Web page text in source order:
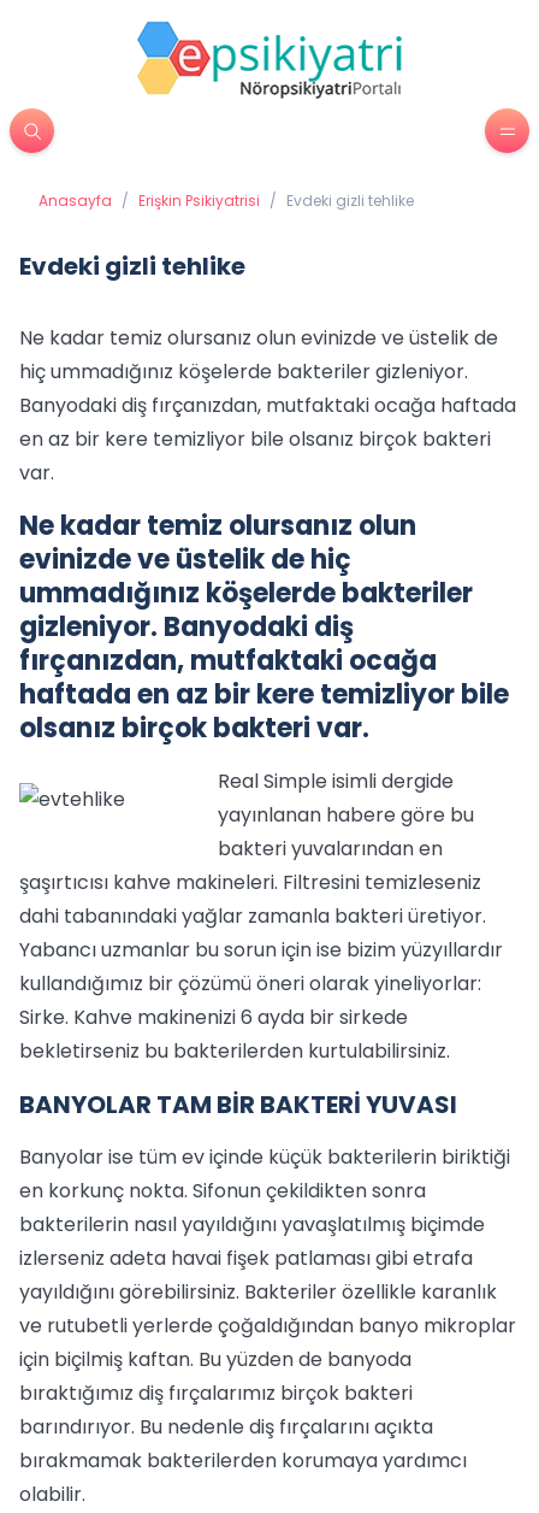
Anasayfa / Erişkin Psikiyatrisi / Evdeki gizli tehlike
Evdeki gizli tehlike
Ne kadar temiz olursanız olun evinizde ve üstelik de
hiç ummadığınız köşelerde bakteriler gizleniyor.
Banyodaki diş fırçanızdan, mutfaktaki ocağa haftada
en az bir kere temizliyor bile olsanız birçok bakteri
var.
Ne kadar temiz olursanız olun
evinizde ve üstelik de hiç
ummadığınız köşelerde bakteriler
gizleniyor. Banyodaki diş
fırçanızdan, mutfaktaki ocağa
haftada en az bir kere temizliyor bile
olsanız birçok bakteri var.
Real Simple isimli dergide
yayınlanan habere göre bu
bakteri yuvalarından en
şaşırtıcısı kahve makineleri. Filtresini temizleseniz
dahi tabanındaki yağlar zamanla bakteri üretiyor.
Yabancı uzmanlar bu sorun için ise bizim yüzyıllardır
kullandığımız bir çözümü öneri olarak yineliyorlar:
Sirke. Kahve makinenizi 6 ayda bir sirkede
bekletirseniz bu bakterilerden kurtulabilirsiniz.
BANYOLAR TAM BİR BAKTERİ YUVASI
Banyolar ise tüm ev içinde küçük bakterilerin biriktiği
en korkunç nokta. Sifonun çekildikten sonra
bakterilerin nasıl yayıldığını yavaşlatılmış biçimde
izlerseniz adeta havai fişek patlaması gibi etrafa
yayıldığını görebilirsiniz. Bakteriler özellikle karanlık
ve rutubetli yerlerde çoğaldığından banyo mikroplar
için biçilmiş kaftan. Bu yüzden de banyoda
bıraktığımız diş fırçalarımız birçok bakteri
barındırıyor. Bu nedenle diş fırçalarını açıkta
bırakmamak bakterilerden korumaya yardımcı
olabilir.